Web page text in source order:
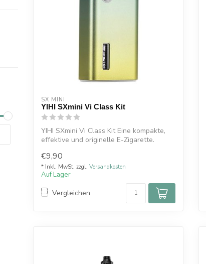
SX MINI
YIHI SXmini Vi Class Kit
YIHI SXmini Vi Class Kit Eine kompakte,
effektive und originelle E-Zigarette.
...
€9,90
* Inkl. MwSt. zzgl. Versandkosten
Auf Lager
Vergleichen